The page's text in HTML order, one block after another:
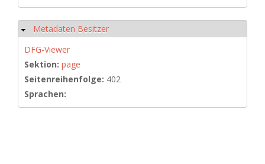
Ausblenden
Metadaten Besitzer
DFG-Viewer
Sektion: page
Seitenreihenfolge: 402
Sprachen: